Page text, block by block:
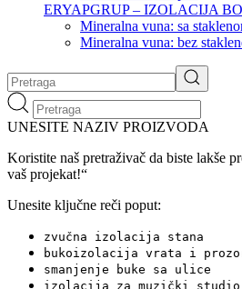
ERYAPGRUP – IZOLACIJA
Mineralna vuna: sa
Mineralna vuna: bez
UNESITE NAZIV PROIZVODA
Koristite naš pretraživač da biste lakše
vaš projekat!“
Unesite ključne reči poput:
zvučna izolacija stana
bukoizolacija vrata i
smanjenje buke sa ulice
izolacija za muzički studio